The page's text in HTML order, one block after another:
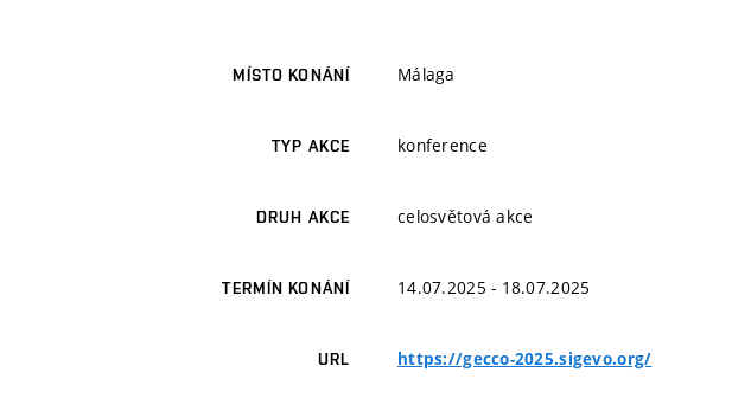
MÍSTO KONÁNÍ Málaga
TYP AKCE konference
DRUH AKCE celosvětová akce
TERMÍN KONÁNÍ 14.07.2025 - 18.07.2025
URL https://gecco-2025.sigevo.org/